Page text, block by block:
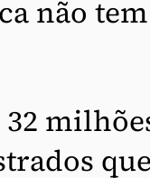
não tem